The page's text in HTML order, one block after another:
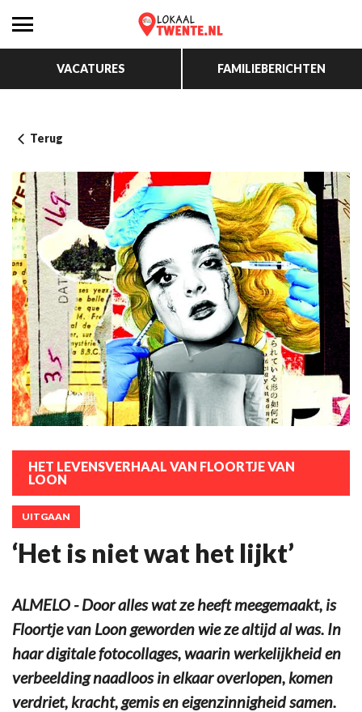
VACATURES FAMILIEBERICHTEN
Terug
HET LEVENSVERHAAL VAN FLOORTJE VAN
LOON
UITGAAN
‘Het is niet wat het lijkt’
ALMELO - Door alles wat ze heeft meegemaakt, is
Floortje van Loon geworden wie ze altijd al was. In
haar digitale fotocollages, waarin werkelijkheid en
verbeelding naadloos in elkaar overlopen, komen
verdriet, kracht, gemis en eigenzinnigheid samen.